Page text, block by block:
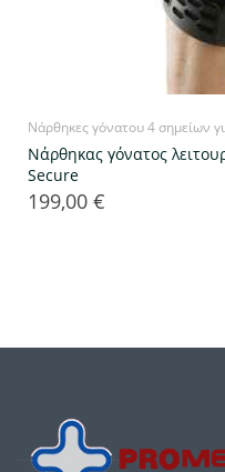
Νάρθηκες γόνατου 4 σημείων
Νάρθηκας γόνατος
Secure
Τιμή
199,00 €